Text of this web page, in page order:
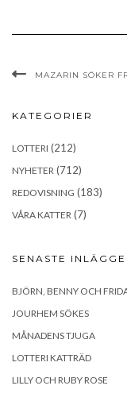
MAZARIN SÖKER
KATEGORIER
LOTTERI (212)
NYHETER (712)
REDOVISNING (183)
VÅRA KATTER (7)
SENASTE
BJÖRN, BENNY OCH
JOURHEM SÖKES
MÅNADENS TJUGA
LOTTERI KATTRÄD
LILLY OCH RUBY ROSE